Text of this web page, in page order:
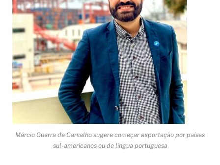
Márcio Guerra de Carvalho sugere começar exportação por países
sul-americanos ou de língua portuguesa